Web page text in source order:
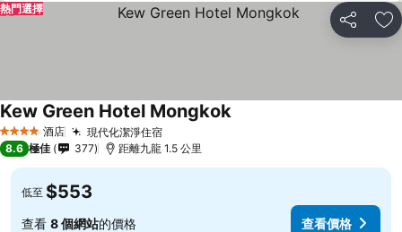
分享 放
熱門選擇
4 星級 酒店 現代化潔淨住宿
Kew Green Hotel Mongkok
8.6 極佳 377 距離九龍 1.5 公里
低至 $553
查看 8 個網站的價格 查看價格